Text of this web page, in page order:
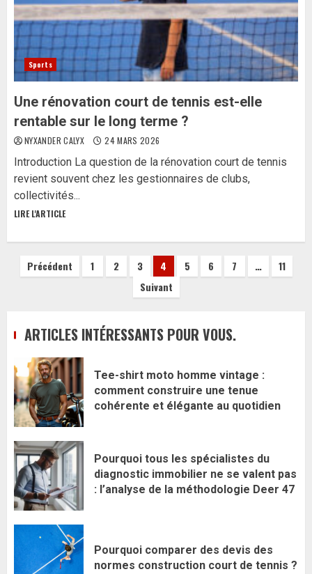
Sports
Une rénovation court de tennis est-elle
rentable sur le long terme ?
NYXANDER CALYX 24 MARS 2026
Introduction La question de la rénovation court de tennis
revient souvent chez les gestionnaires de clubs,
collectivités...
LIRE L'ARTICLE
Pagination
publications
Précédent 1 2 3 4 5 6 7 …
11
Suivant
ARTICLES INTÉRESSANTS POUR VOUS.
Tee-shirt moto homme vintage :
comment construire une tenue
cohérente et élégante au quotidien
Pourquoi tous les spécialistes du
diagnostic immobilier ne se valent pas
: l’analyse de la méthodologie Deer 47
Pourquoi comparer des devis des
normes construction court de tennis ?